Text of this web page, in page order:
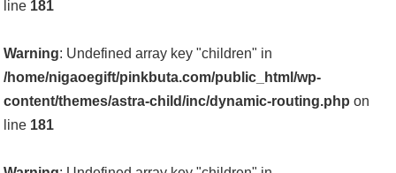
line 181
Warning: Undefined array key "children" in
/home/nigaoegift/pinkbuta.com/public_html/wp-
content/themes/astra-child/inc/dynamic-routing.php on
line 181